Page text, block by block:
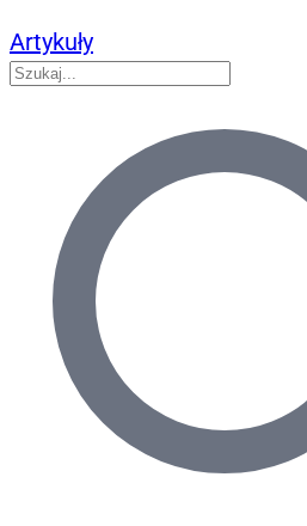
Artykuły